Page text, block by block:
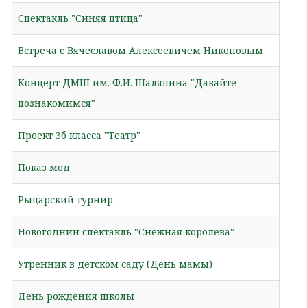
Спектакль "Синяя птица"
Встреча с Вячеславом Алексеевичем Никоновым
Концерт ДМШ им. Ф.И. Шаляпина "Давайте
познакомимся"
Проект 3б класса "Театр"
Показ мод
Рыцарский турнир
Новогодний спектакль "Снежная королева"
Утренник в детском саду (День мамы)
День рождения школы